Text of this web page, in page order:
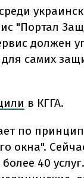
"Портал
должен
самих
в КГГА.
по
окна".
40